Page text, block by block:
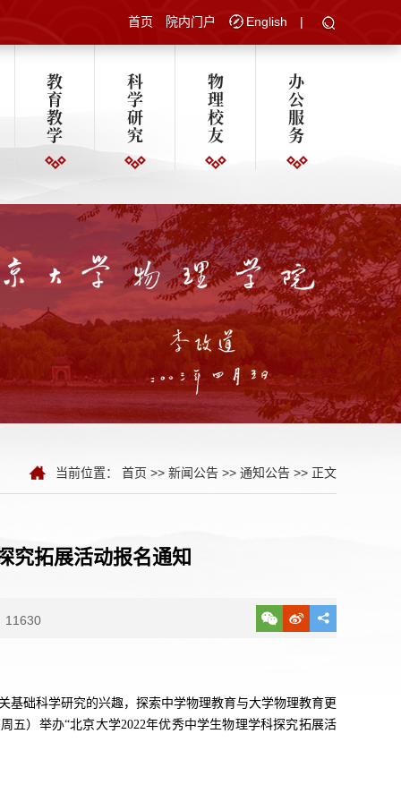
首页 院内门户 English |
教
育
教
学
科
学
研
究
物
理
校
友
办
公
服
务
当前位置： 首页 >> 新闻公告 >> 通知公告 >> 正文
究拓展活动报名通知
11630
基础科学研究的兴趣，探索中学物理教育与大学物理教育更
五）举办“北京大学2022年优秀中学生物理学科探究拓展活